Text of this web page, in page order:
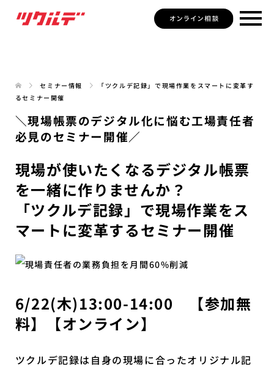
セミナー情報
「ツクルデ記録」で現場作業をスマートに変革す
るセミナー開催
＼現場帳票のデジタル化に悩む工場責任者
必見のセミナー開催／
現場が使いたくなるデジタル帳票
を一緒に作りませんか？
「ツクルデ記録」で現場作業をス
マートに変革するセミナー開催
6/22(木)13:00-14:00 【参加無
料】【オンライン】
ツクルデ記録は自身の現場に合ったオリジナル記